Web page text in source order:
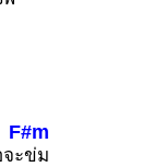
ะ
F#m
ข่ม